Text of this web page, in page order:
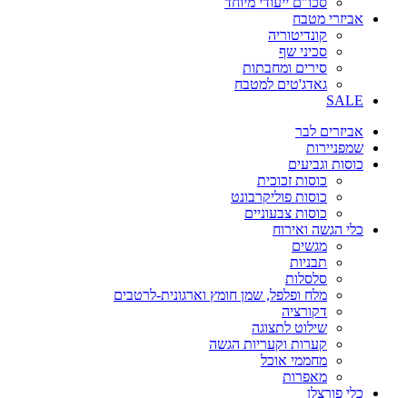
אביזרי מטבח
קונדיטוריה
סכיני שף
סירים ומחבתות
גאדג'טים למטבח
SALE
אביזרים לבר
שמפניירות
כוסות וגביעים
כוסות זכוכית
כוסות פוליקרבונט
כוסות צבעוניים
כלי הגשה ואירוח
מגשים
תבניות
סלסלות
מלח ופלפל, שמן חומץ וארגונית-לרטבים
דקורציה
שילוט לתצוגה
קערות וקעריות הגשה
מחממי אוכל
מאפרות
כלי פורצלן